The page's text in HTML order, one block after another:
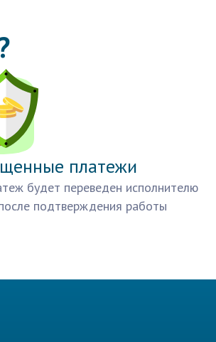
платежи
будет переведен исполнителю
подтверждения работы